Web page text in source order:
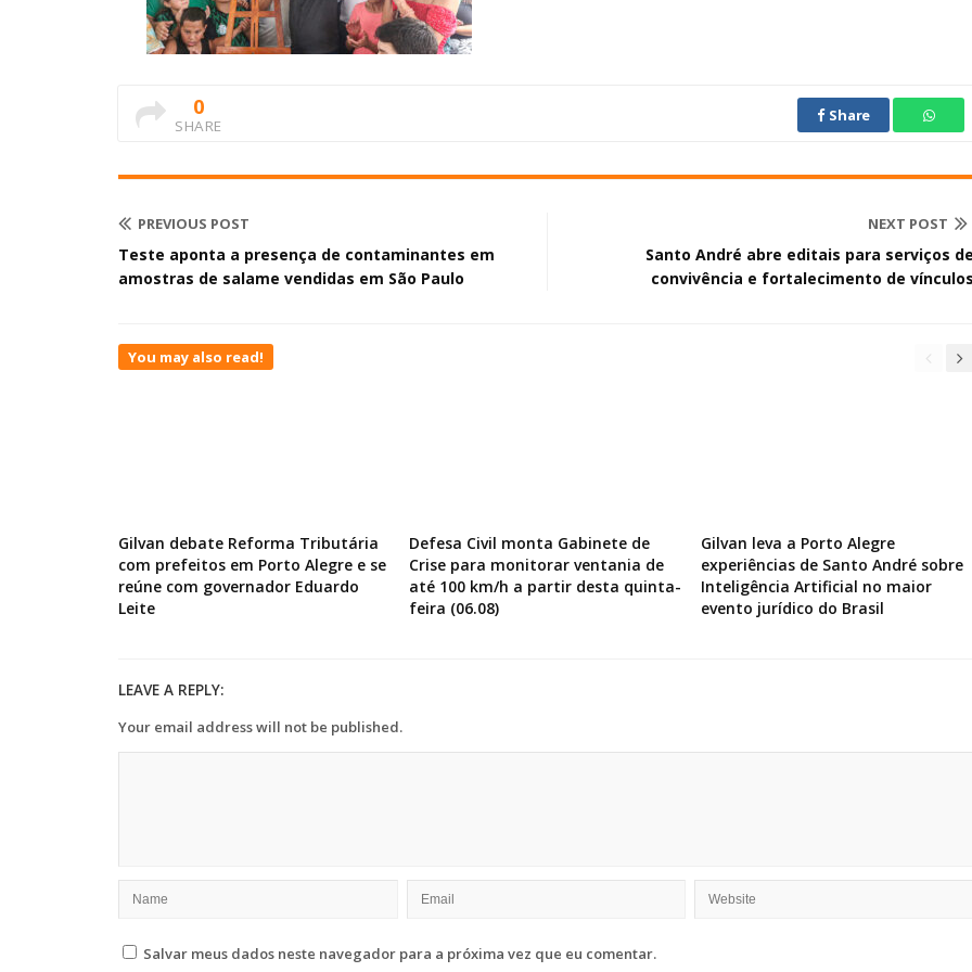
0
SHARE
Share
PREVIOUS POST
Teste aponta a presença de contaminantes em
amostras de salame vendidas em São Paulo
NEXT POST
Santo André abre editais para serviços
convivência e fortalecimento de
You may also read!
Gilvan debate Reforma Tributária
com prefeitos em Porto Alegre e se
reúne com governador Eduardo
Leite
Defesa Civil monta Gabinete de
Crise para monitorar ventania de
até 100 km/h a partir desta quinta-
feira (06.08)
Gilvan leva a Porto Alegre
experiências de Santo André sobre
Inteligência Artificial no maior
evento jurídico do Brasil
LEAVE A REPLY:
Your email address will not be published.
Salvar meus dados neste navegador para a próxima vez que eu comentar.